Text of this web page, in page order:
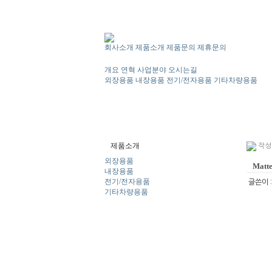
회사소개 제품소개 제품문의 제휴문의
개요 연혁 사업분야 오시는길
외장용품 내장용품 전기/전자용품 기타차량용품
제품소개
외장용품
내장용품
전기/전자용품
기타차량용품
작
글쓴이